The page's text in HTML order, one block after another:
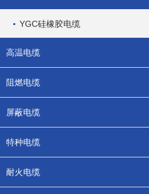
YGC硅橡胶电缆
高温电缆
阻燃电缆
屏蔽电缆
特种电缆
耐火电缆